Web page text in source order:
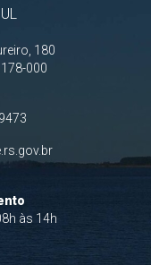
180
000
às 14h